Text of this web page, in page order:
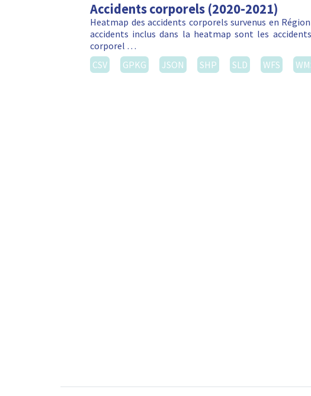
Accidents corporels (2020-2021)
Heatmap des accidents corporels survenus en
accidents inclus dans la heatmap sont les
corporel …
CSV
GPKG JSON SHP SLD WFS